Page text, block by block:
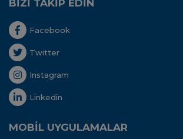
BİZİ TAKİP EDİN
Facebook
Twitter
Instagram
Linkedin
MOBİL UYGULAMALAR